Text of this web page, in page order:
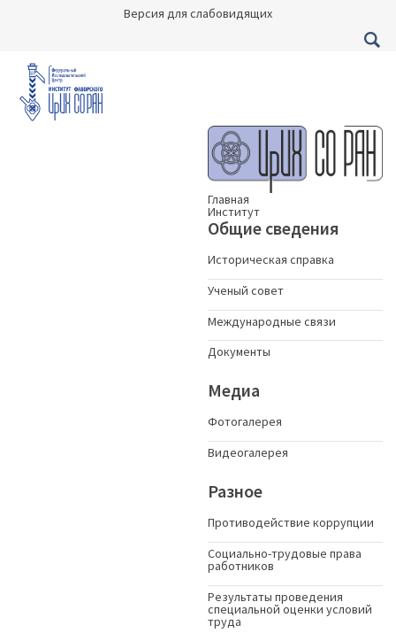
Версия для слабовидящих
Главная
Институт
Общие сведения
Историческая справка
Ученый совет
Международные связи
Документы
Медиа
Фотогалерея
Видеогалерея
Разное
Противодействие коррупции
Социально-трудовые права
работников
Результаты проведения
специальной оценки условий
труда